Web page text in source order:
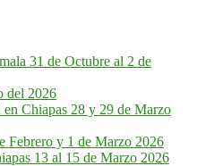
31 de Octubre al 2 de
del 2026
Chiapas 28 y 29 de Marzo
Febrero y 1 de Marzo 2026
13 al 15 de Marzo 2026